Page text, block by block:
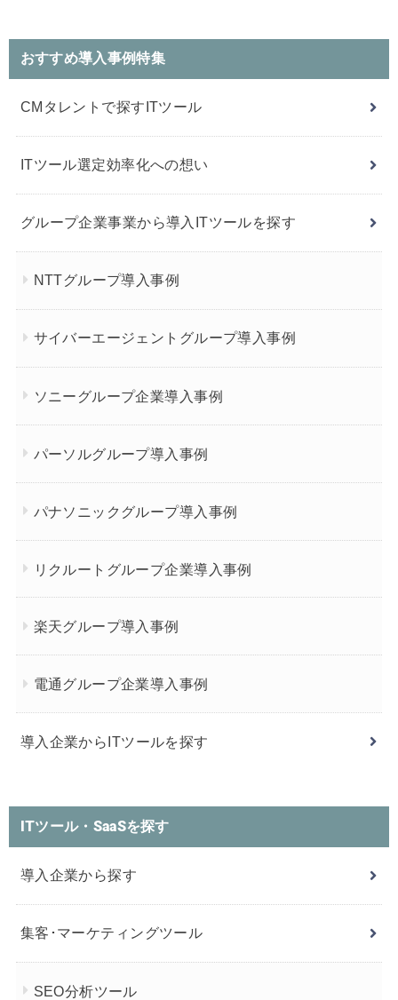
おすすめ導入事例特集
CMタレントで探すITツール
ITツール選定効率化への想い
グループ企業事業から導入ITツールを探す
NTTグループ導入事例
サイバーエージェントグループ導入事例
ソニーグループ企業導入事例
パーソルグループ導入事例
パナソニックグループ導入事例
リクルートグループ企業導入事例
楽天グループ導入事例
電通グループ企業導入事例
導入企業からITツールを探す
ITツール・SaaSを探す
導入企業から探す
集客･マーケティングツール
SEO分析ツール